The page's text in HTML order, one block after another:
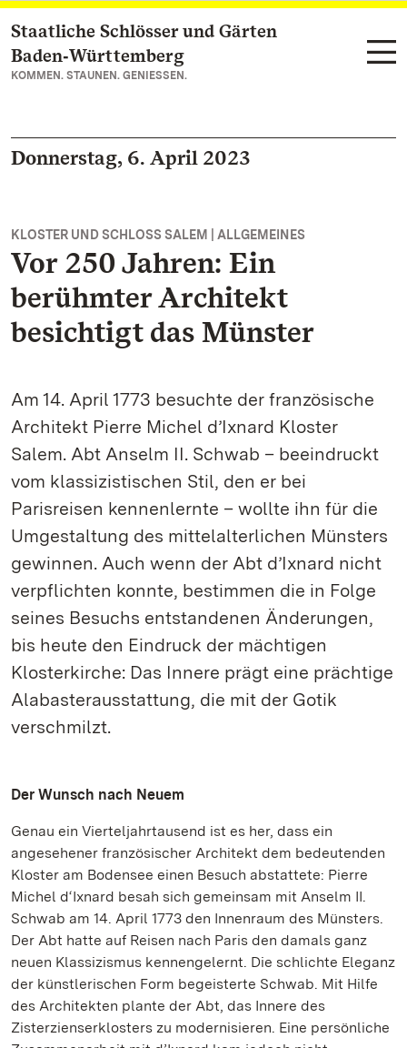
Zum Hauptinhalt springen
Staatliche Schlösser und Gärten
Baden‑Württemberg
KOMMEN. STAUNEN. GENIESSEN.
Donnerstag, 6. April 2023
KLOSTER UND SCHLOSS SALEM | ALLGEMEINES
Vor 250 Jahren: Ein
berühmter Architekt
besichtigt das Münster
Am 14. April 1773 besuchte der französische
Architekt Pierre Michel d’Ixnard Kloster
Salem. Abt Anselm II. Schwab – beeindruckt
vom klassizistischen Stil, den er bei
Parisreisen kennenlernte – wollte ihn für die
Umgestaltung des mittelalterlichen Münsters
gewinnen. Auch wenn der Abt d’Ixnard nicht
verpflichten konnte, bestimmen die in Folge
seines Besuchs entstandenen Änderungen,
bis heute den Eindruck der mächtigen
Klosterkirche: Das Innere prägt eine prächtige
Alabasterausstattung, die mit der Gotik
verschmilzt.
Der Wunsch nach Neuem
Genau ein Vierteljahrtausend ist es her, dass ein
angesehener französischer Architekt dem bedeutenden
Kloster am Bodensee einen Besuch abstattete: Pierre
Michel d‘Ixnard besah sich gemeinsam mit Anselm II.
Schwab am 14. April 1773 den Innenraum des Münsters.
Der Abt hatte auf Reisen nach Paris den damals ganz
neuen Klassizismus kennengelernt. Die schlichte Eleganz
der künstlerischen Form begeisterte Schwab. Mit Hilfe
des Architekten plante der Abt, das Innere des
Zisterzienserklosters zu modernisieren. Eine persönliche